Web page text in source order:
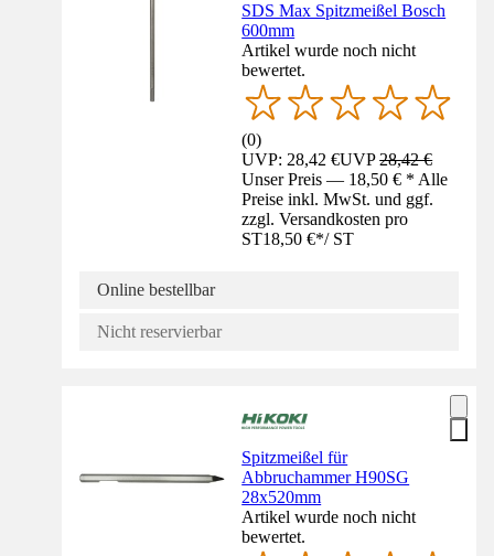
SDS Max Spitzmeißel Bosch
600mm
Artikel wurde noch nicht
bewertet.
(0)
UVP: 28,42 €UVP28,42 €
Unser Preis — 18,50 € * Alle
Preise inkl. MwSt. und ggf.
zzgl. Versandkosten pro
ST18,50 €*/ ST
Online bestellbar
Nicht reservierbar
Spitzmeißel für
Abbruchammer H90SG
28x520mm
Artikel wurde noch nicht
bewertet.